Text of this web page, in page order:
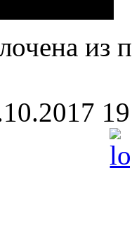
из